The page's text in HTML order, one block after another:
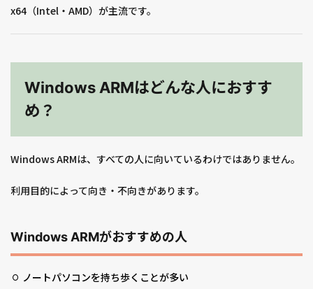
x64（Intel・AMD）が主流です。
Windows ARMはどんな人におすす
め？
Windows ARMは、すべての人に向いているわけではありません。
利用目的によって向き・不向きがあります。
Windows ARMがおすすめの人
ノートパソコンを持ち歩くことが多い